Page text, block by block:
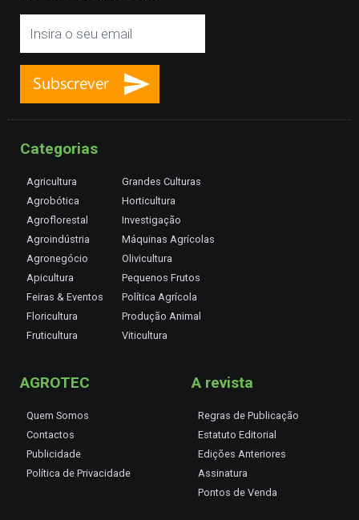
Categorias
Agricultura
Agrobótica
Agroflorestal
Agroindústria
Agronegócio
Apicultura
Feiras & Eventos
Floricultura
Fruticultura
Grandes Culturas
Horticultura
Investigação
Máquinas Agrícolas
Olivicultura
Pequenos Frutos
Política Agrícola
Produção Animal
Viticultura
AGROTEC
Quem Somos
Contactos
Publicidade
Política de Privacidade
A revista
Regras de Publicação
Estatuto Editorial
Edições Anteriores
Assinatura
Pontos de Venda